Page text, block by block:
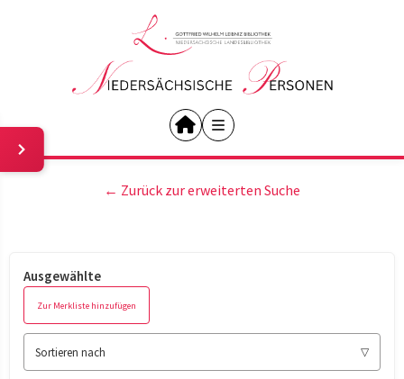
← Zurück zur erweiterten Suche
Ausgewählte
Zur Merkliste hinzufügen
Sortieren nach